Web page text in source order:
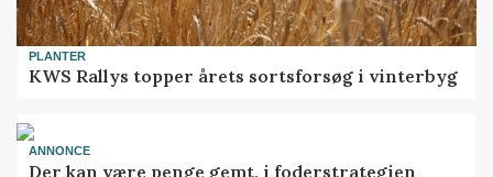
PLANTER
KWS Rallys topper årets sortsforsøg i vinterbyg
ANNONCE
Der kan være penge gemt, i foderstrategien